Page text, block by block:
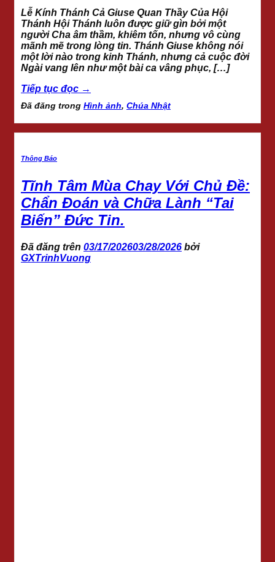
Lễ Kính Thánh Cả Giuse Quan Thầy Của Hội
Thánh Hội Thánh luôn được giữ gìn bởi một
người Cha âm thầm, khiêm tốn, nhưng vô cùng
mãnh mẽ trong lòng tin. Thánh Giuse không nói
một lời nào trong kinh Thánh, nhưng cả cuộc đời
Ngài vang lên như một bài ca vâng phục, […]
Tiếp tục đọc →
Đã đăng trong Hình ảnh, Chúa Nhật
Thông Báo
Tĩnh Tâm Mùa Chay Với Chủ Đề:
Chẩn Đoán và Chữa Lành “Tai
Biến” Đức Tin.
Đã đăng trên 03/17/202603/28/2026 bởi
GXTrinhVuong